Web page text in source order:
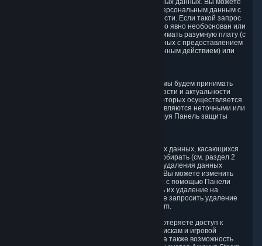
и/или 3) дубликатов хранящихся Персональных данных. Вы можете
использовать это право на доступ к своим Персональным данным с
помощью Панели защиты конфиденциальности. Если такой запрос
затрагивает права и свободы других лиц либо явно необоснован или
чрезмерен, мы оставляем за собой право взимать разумную плату (с
учетом административных расходов, связанных с предоставлением
информации, коммуникациями или запрошенным действием) или
Обрабатывая ваши Персональные данные, мы будем принимать
соответствующие меры для поддержки точности и актуальности
ваших Персональных данных в целях, для которых осуществляется
их сбор. Если ваши Персональные данные являются неточными или
неполными, вы можете их изменить, используя Панель защиты
Вы имеете право на удаление Персональных данных, касающихся
вас, если причина, по которой мы могли их собирать (см. раздел 2
выше), больше не существует, или если для удаления данных
существует другое юридическое основание. Вы можете изменить
отдельные элементы Персональных данных с помощью Панели
защиты конфиденциальности или запросить их удаление на
странице поддержки Steam. Вы также можете запросить удаление
Аккаунта Steam на странице поддержки Steam.
В результате удаления Аккаунта Steam вы потеряете доступ к
службам Steam, в том числе к Аккаунту, Подпискам и игровой
информации, связанной с Аккаунтом Steam, а также возможность